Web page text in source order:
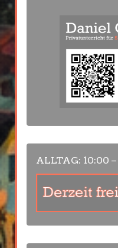
ALLTAG: 10:00 –